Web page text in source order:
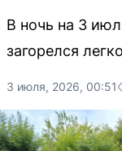
В ночь на 3
загорелся
3 июля, 2026, 00:51